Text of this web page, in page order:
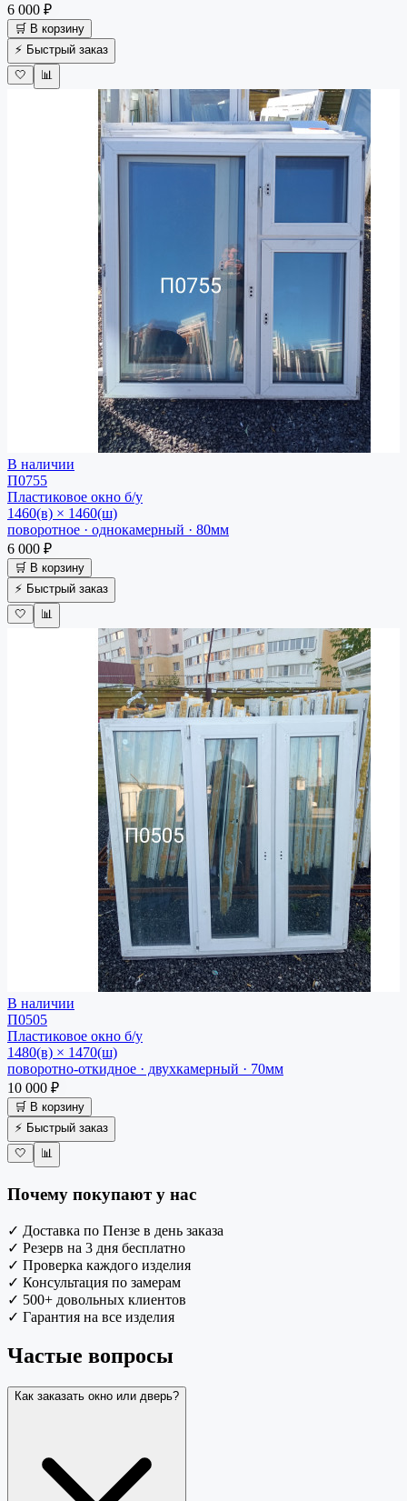
6 000 ₽
🛒 В корзину
⚡ Быстрый заказ
🤍
📊
В наличии
П0755
Пластиковое окно б/у
1460(в) × 1460(ш)
поворотное · однокамерный · 80мм
6 000 ₽
🛒 В корзину
⚡ Быстрый заказ
🤍
📊
В наличии
П0505
Пластиковое окно б/у
1480(в) × 1470(ш)
поворотно-откидное · двухкамерный · 70мм
10 000 ₽
🛒 В корзину
⚡ Быстрый заказ
🤍
📊
Почему покупают у нас
✓ Доставка по Пензе в день заказа
✓ Резерв на 3 дня бесплатно
✓ Проверка каждого изделия
✓ Консультация по замерам
✓ 500+ довольных клиентов
✓ Гарантия на все изделия
Частые вопросы
Как заказать окно или дверь?